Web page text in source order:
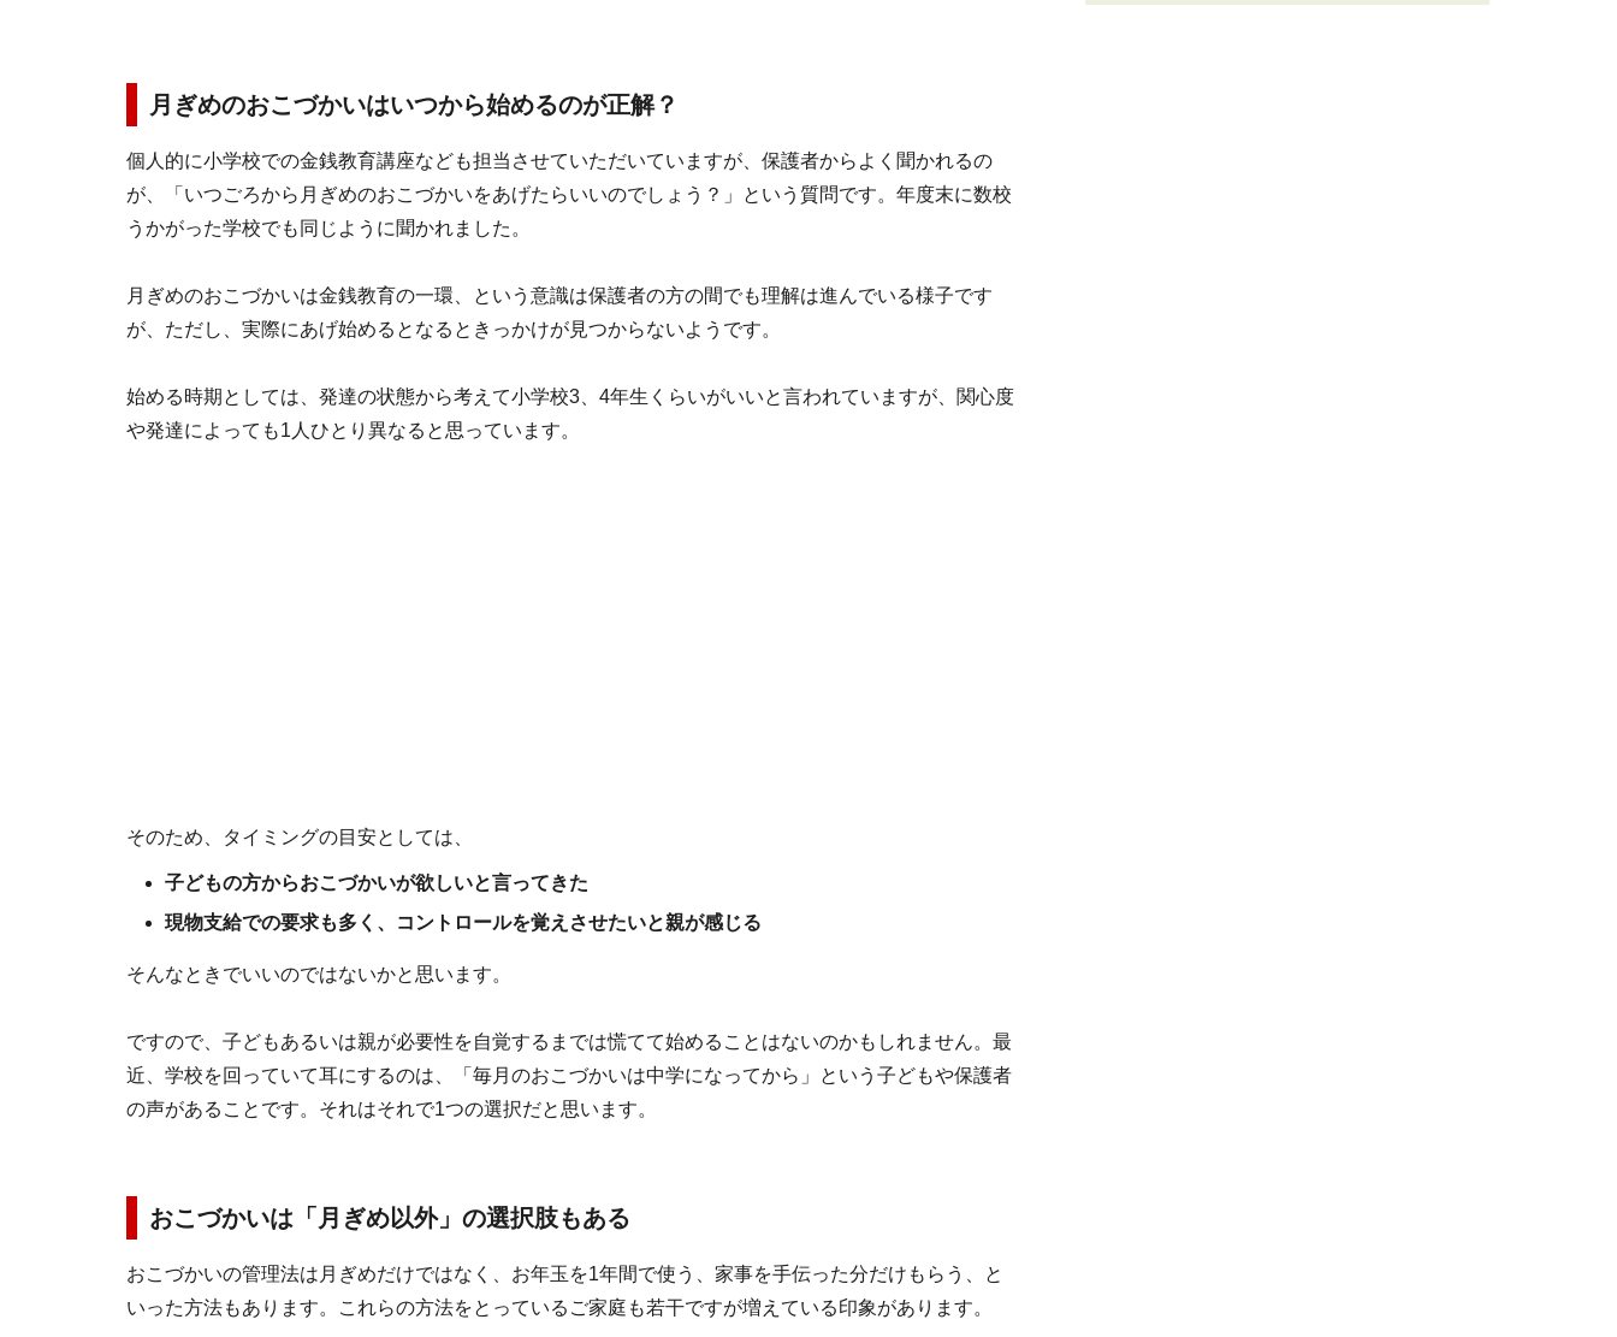
月ぎめのおこづかいはいつから始めるのが正解？
個人的に小学校での金銭教育講座なども担当させていただいていますが、保護者からよく聞かれるの
が、「いつごろから月ぎめのおこづかいをあげたらいいのでしょう？」という質問です。年度末に数校
うかがった学校でも同じように聞かれました。
月ぎめのおこづかいは金銭教育の一環、という意識は保護者の方の間でも理解は進んでいる様子です
が、ただし、実際にあげ始めるとなるときっかけが見つからないようです。
始める時期としては、発達の状態から考えて小学校3、4年生くらいがいいと言われていますが、関心度
や発達によっても1人ひとり異なると思っています。
そのため、タイミングの目安としては、
子どもの方からおこづかいが欲しいと言ってきた
現物支給での要求も多く、コントロールを覚えさせたいと親が感じる
そんなときでいいのではないかと思います。
ですので、子どもあるいは親が必要性を自覚するまでは慌てて始めることはないのかもしれません。最
近、学校を回っていて耳にするのは、「毎月のおこづかいは中学になってから」という子どもや保護者
の声があることです。それはそれで1つの選択だと思います。
おこづかいは「月ぎめ以外」の選択肢もある
おこづかいの管理法は月ぎめだけではなく、お年玉を1年間で使う、家事を手伝った分だけもらう、と
いった方法もあります。これらの方法をとっているご家庭も若干ですが増えている印象があります。